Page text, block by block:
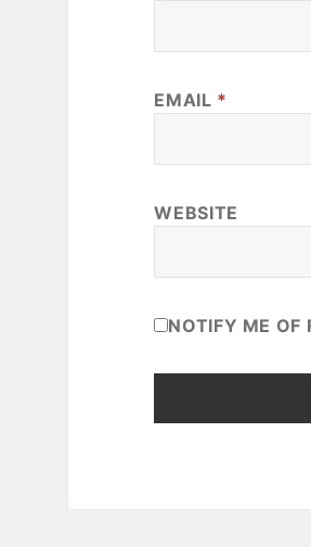
EMAIL *
WEBSITE
NOTIFY ME OF